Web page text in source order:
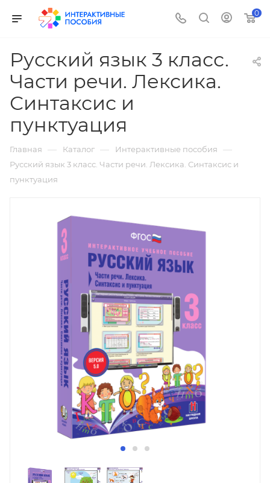
0
Русский язык 3 класс.
Части речи. Лексика.
Синтаксис и
пунктуация
Главная — Каталог — Интерактивные пособия —
Русский язык 3 класс. Части речи. Лексика. Синтаксис и
пунктуация